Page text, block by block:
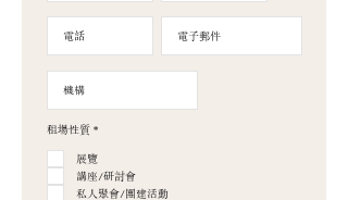
租場性質 *必
展覽
講座/研討會
私人聚會/團建活動